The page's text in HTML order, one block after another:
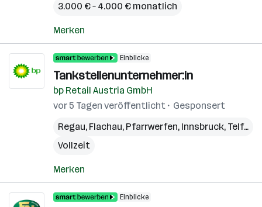
3.000 € – 4.000 € monatlich
Merken
Einblicke
Tankstellenunternehmer:in
bp Retail Austria GmbH
vor 5 Tagen veröffentlicht
Gesponsert
Regau, Flachau, Pfarrwerfen, Innsbruck, Telfs
Vollzeit
Merken
Einblicke